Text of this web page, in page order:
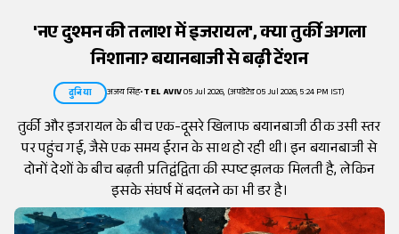
'नए दुश्मन की तलाश में इजरायल', क्या तुर्की अगला
निशाना? बयानबाजी से बढ़ी टेंशन
दुनिया अजय सिंह•TEL AVIV05 Jul 2026, (अपडेटेड 05 Jul 2026, 5:24 PM IST)
तुर्की और इजरायल के बीच एक-दूसरे खिलाफ बयानबाजी ठीक उसी स्तर
पर पहुंच गई, जैसे एक समय ईरान के साथ हो रही थी। इन बयानबाजी से
दोनों देशों के बीच बढ़ती प्रतिद्वंद्विता की स्पष्ट झलक मिलती है, लेकिन
इसके संघर्ष में बदलने का भी डर है।